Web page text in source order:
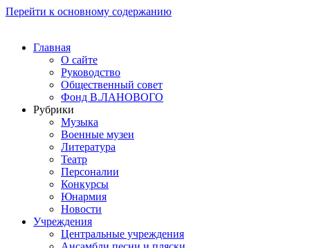
Перейти к основному содержанию
Главная
О сайте
Руководство
Общественный совет
Фонд В.ЛАНОВОГО
Рубрики
Музыка
Военные музеи
Литература
Театр
Персоналии
Конкурсы
Юнармия
Новости
Учреждения
Центральные учреждения